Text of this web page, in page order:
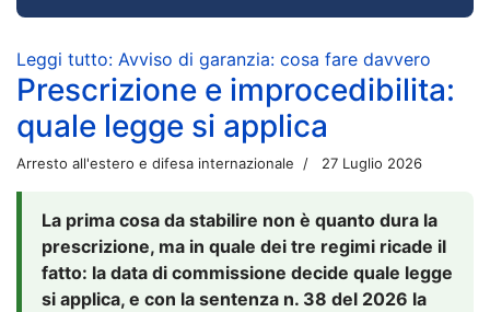
Leggi tutto: Avviso di garanzia: cosa fare davvero
Prescrizione e improcedibilita:
quale legge si applica
Arresto all'estero e difesa internazionale 27 Luglio 2026
La prima cosa da stabilire non è quanto dura la
prescrizione, ma in quale dei tre regimi ricade il
fatto: la data di commissione decide quale legge
si applica, e con la sentenza n. 38 del 2026 la